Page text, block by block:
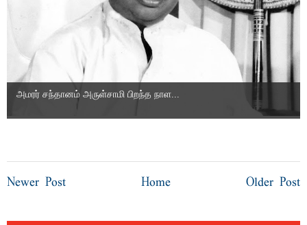
அமரர் சந்தானம் அருள்சாமி பிறந்த நாள...
Newer Post Older Post
Home